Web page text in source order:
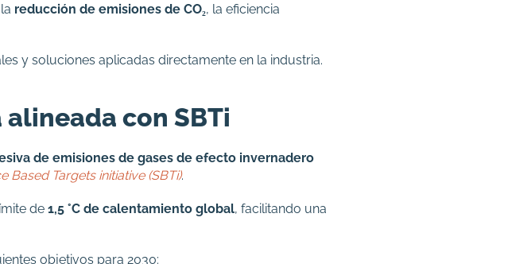
reducción de emisiones de CO₂, la eficiencia
y soluciones aplicadas directamente en la industria.
con SBTi
de emisiones de gases de efecto invernadero
Based Targets initiative (SBTi).
de 1,5 °C de calentamiento global, facilitando una
objetivos para 2030: